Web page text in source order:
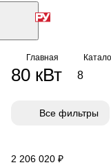
Главная
80 кВт 8
Все фильтры
2 206 020 ₽